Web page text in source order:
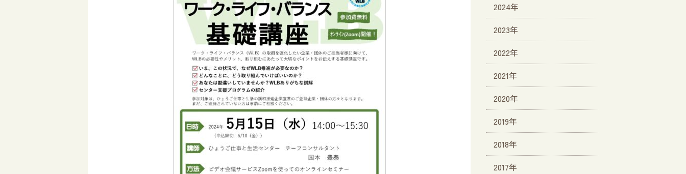
2024年
2023年
2022年
2021年
2020年
2019年
2018年
2017年